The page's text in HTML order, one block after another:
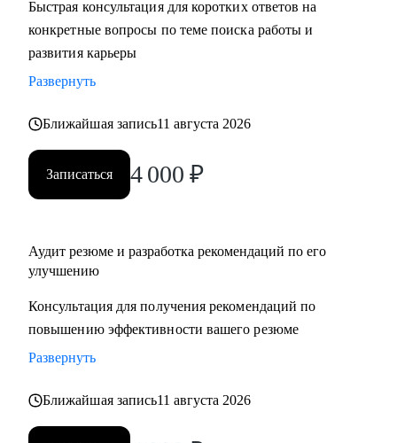
Быстрая консультация для коротких ответов на
конкретные вопросы по теме поиска работы и
развития карьеры
Развернуть
Ближайшая запись11 августа 2026
Записаться 4 000 ₽
Аудит резюме и разработка рекомендаций по его
улучшению
Консультация для получения рекомендаций по
повышению эффективности вашего резюме
Развернуть
Ближайшая запись11 августа 2026